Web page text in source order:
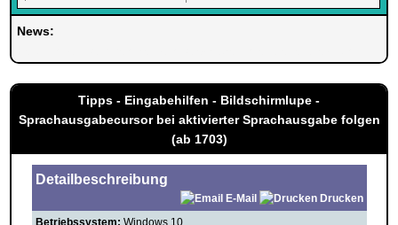
News:
Tipps - Eingabehilfen - Bildschirmlupe -
Sprachausgabecursor bei aktivierter Sprachausgabe folgen
(ab 1703)
Detailbeschreibung
E-Mail
Drucken
Betriebssystem: Windows 10